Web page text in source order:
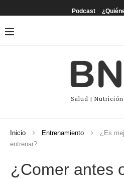
Podcast
Salud |
Inicio Entrenamiento
¿Es
entrenar?
¿Comer antes